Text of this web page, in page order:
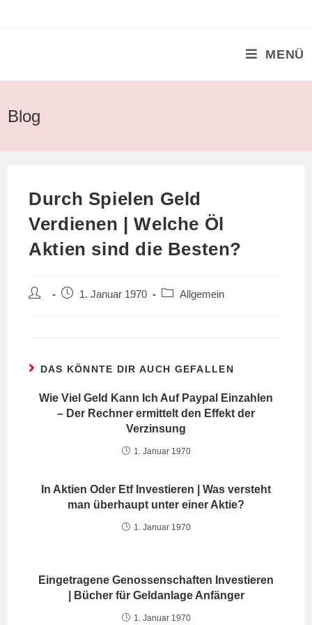
MENÜ
Blog
Durch Spielen Geld
Verdienen | Welche Öl
Aktien sind die Besten?
Beitrags-Beitrag1. Januar 1970
Beitrags-
Allgemein
DAS KÖNNTE DIR AUCH GEFALLEN
Wie Viel Geld Kann Ich Auf Paypal Einzahlen
– Der Rechner ermittelt den Effekt der
Verzinsung
1. Januar 1970
In Aktien Oder Etf Investieren | Was versteht
man überhaupt unter einer Aktie?
1. Januar 1970
Eingetragene Genossenschaften Investieren
| Bücher für Geldanlage Anfänger
1. Januar 1970